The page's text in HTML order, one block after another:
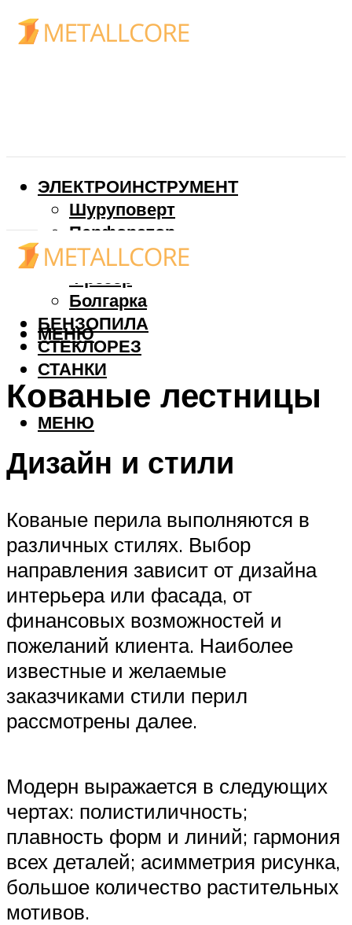
ЭЛЕКТРОИНСТРУМЕНТ
Шуруповерт
Перфоратор
Дрель
Фрезер
Болгарка
БЕНЗОПИЛА
СТЕКЛОРЕЗ
СТАНКИ
МЕНЮ
МЕНЮ
Кованые лестницы
Дизайн и стили
Кованые перила выполняются в
различных стилях. Выбор
направления зависит от дизайна
интерьера или фасада, от
финансовых возможностей и
пожеланий клиента. Наиболее
известные и желаемые
заказчиками стили перил
рассмотрены далее.
Модерн выражается в следующих
чертах: полистиличность;
плавность форм и линий; гармония
всех деталей; асимметрия рисунка,
большое количество растительных
мотивов.